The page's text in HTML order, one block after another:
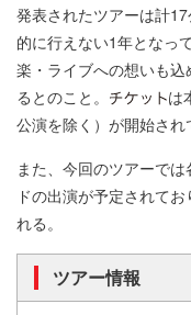
発表されたツアーは計
的に行えない1年となっ
楽・ライブへの想いも
るとのこと。
は
公演を除く）が開始され
また、今回のツアーで
ドの出演が予定されて
れる。
ツアー情報